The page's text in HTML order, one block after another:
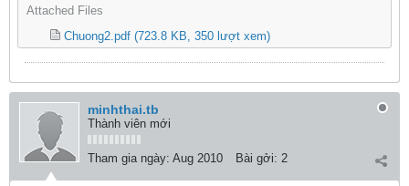
Attached Files
Chuong2.pdf (723.8 KB, 350 lượt xem)
minhthai.tb
Thành viên mới
Tham gia ngày: Aug 2010 Bài gởi: 2